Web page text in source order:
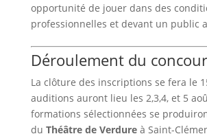
opportunité de jouer dans des
professionnelles et devant un public
Déroulement du
La clôture des inscriptions se fera le
auditions auront lieu les 2,3,4, et 5
formations sélectionnées se
du Théâtre de Verdureà Saint-